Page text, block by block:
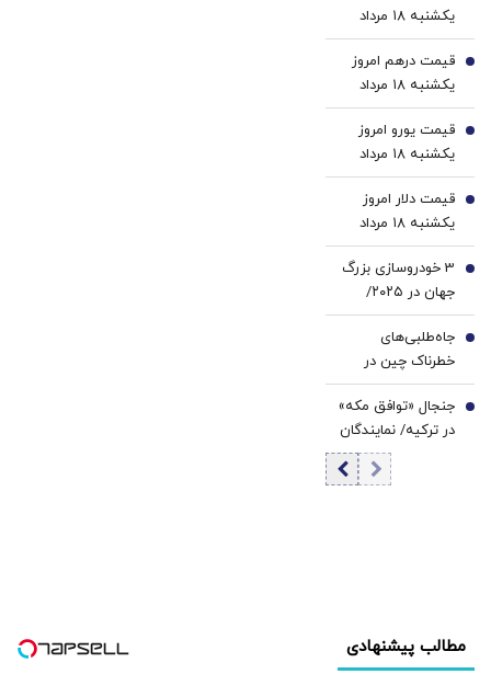
وزن
ارسال
از
داروخانه
و پک
یخ!
کننده
خانگی
یکشنبه ۱۸ مرداد
۱۴۰۵
قیمت درهم امروز
یکشنبه ۱۸ مرداد
۱۴۰۵/ افزایش
قیمت درهم
2
قیمت یورو امروز
یکشنبه ۱۸ مرداد
۱۴۰۵/ افزایش
قیمت یورو
3
قیمت دلار امروز
یکشنبه ۱۸ مرداد
۱۴۰۵/ افزایش
قیمت دلار
4
3 خودروسازی بزرگ
جهان در ۲۰۲۵/
تویوتا اول شد/ این
خودروسازی در سال
2025 چقدر
فروخت؟
5
جاه‌طلبی‌های
خطرناک چین در
سایه جنگ‌ ایران و
اوکراین | ۲۰۲۷؛ سال
سرنوشت‌ساز برای
شی جین‌ پینگ |
ترامپ کنار زده می
6
جنجال «توافق مکه»
در ترکیه/ نمایندگان
مجلس معترض
شدند/ خلاف قانون
7
مطالب پیشنهادی